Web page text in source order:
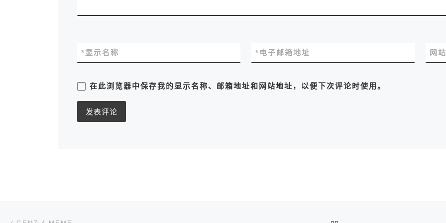
显示名称
* 电子邮箱地址
* 网
在此浏览器中保存我的显示名称、邮箱地址和网站地址，以便下次评论时使用。
文章导航